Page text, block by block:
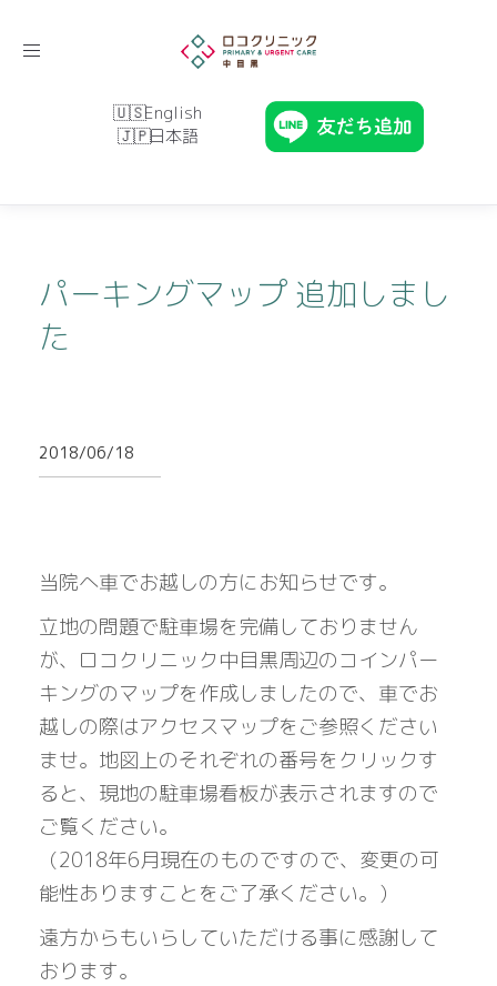
Toggle
English
日本語
パーキングマップ 追加しまし
た
2018/06/18
当院へ車でお越しの方にお知らせです。
立地の問題で駐車場を完備しておりません
が、ロコクリニック中目黒周辺のコインパー
キングのマップを作成しましたので、車でお
越しの際はアクセスマップをご参照ください
ませ。地図上のそれぞれの番号をクリックす
ると、現地の駐車場看板が表示されますので
ご覧ください。
（2018年6月現在のものですので、変更の可
能性ありますことをご了承ください。）
遠方からもいらしていただける事に感謝して
おります。